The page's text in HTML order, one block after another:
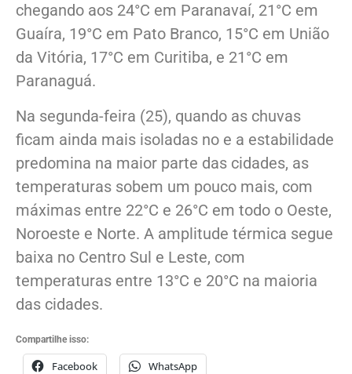
chegando aos 24°C em Paranavaí, 21°C em
Guaíra, 19°C em Pato Branco, 15°C em União
da Vitória, 17°C em Curitiba, e 21°C em
Paranaguá.
Na segunda-feira (25), quando as chuvas
ficam ainda mais isoladas no e a estabilidade
predomina na maior parte das cidades, as
temperaturas sobem um pouco mais, com
máximas entre 22°C e 26°C em todo o Oeste,
Noroeste e Norte. A amplitude térmica segue
baixa no Centro Sul e Leste, com
temperaturas entre 13°C e 20°C na maioria
das cidades.
Compartilhe isso:
Facebook WhatsApp